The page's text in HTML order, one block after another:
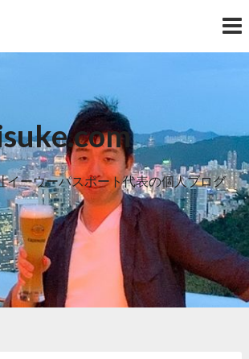
イーウーパスポート代表の個人ブログ